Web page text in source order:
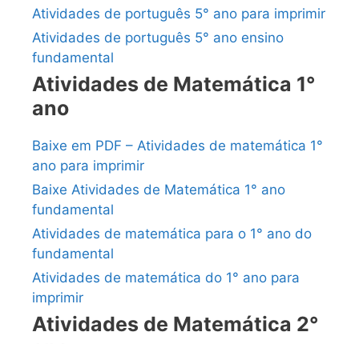
Atividades de português 5° ano para imprimir
Atividades de português 5° ano ensino
fundamental
Atividades de Matemática 1°
ano
Baixe em PDF – Atividades de matemática 1°
ano para imprimir
Baixe Atividades de Matemática 1° ano
fundamental
Atividades de matemática para o 1° ano do
fundamental
Atividades de matemática do 1° ano para
imprimir
Atividades de Matemática 2°